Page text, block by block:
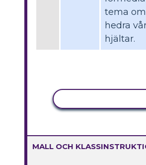
tema
hedra
hjältar.
MALL OCH